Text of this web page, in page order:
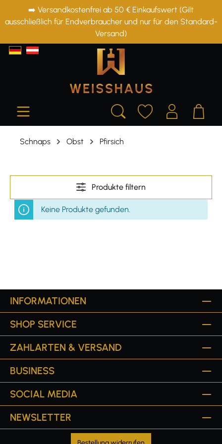
springen
➡️ Versandkostenfrei ab 50 € Einkaufswert (Gilt
ausschließlich für Endverbraucher und nur für den Standard-
Versand)
Schnaps Obst Pfirsich
Produkte filtern
Keine Produkte gefunden.
INFORMATIONEN
SHOP SERVICE
ZAHLARTEN & VERSAND
BUSINESS
SOCIAL MEDIA
NEWSLETTER